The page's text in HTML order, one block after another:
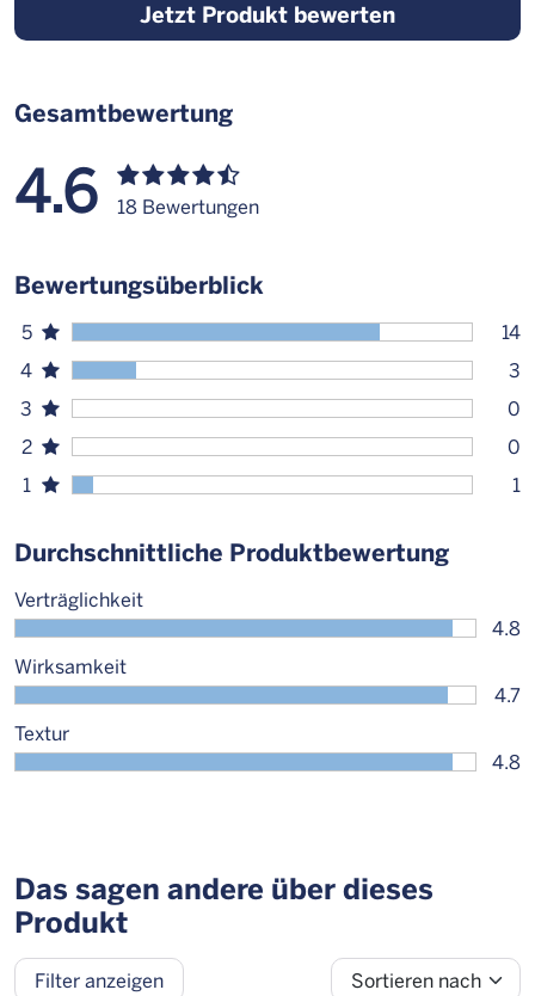
Jetzt Produkt bewerten
Gesamtbewertung
4.6 18 Bewertungen
Bewertungsüberblick
5
14
4
3
3
0
2
0
1
1
Durchschnittliche Produktbewertung
Verträglichkeit
4.8
Wirksamkeit
4.7
Textur
4.8
Das sagen andere über dieses
Produkt
Filter anzeigen Sortieren nach